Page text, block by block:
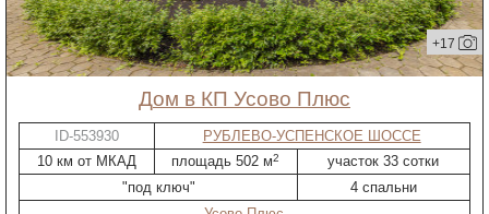
+17
дом в КП Усово Плюс
ID-553930
РУБЛЕВО-УСПЕНСКОЕ ШОССЕ
10 км от МКАД
площадь 502 м2
участок 33 сотки
"под ключ"
4 спальни